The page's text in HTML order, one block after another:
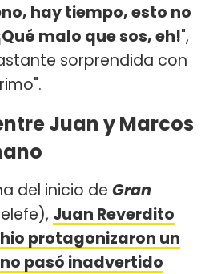
hay tiempo, esto no
malo que sos, eh!",
sorprendida con
Juan y Marcos
del inicio de Gran
Juan Reverdito
protagonizaron un
pasó inadvertido